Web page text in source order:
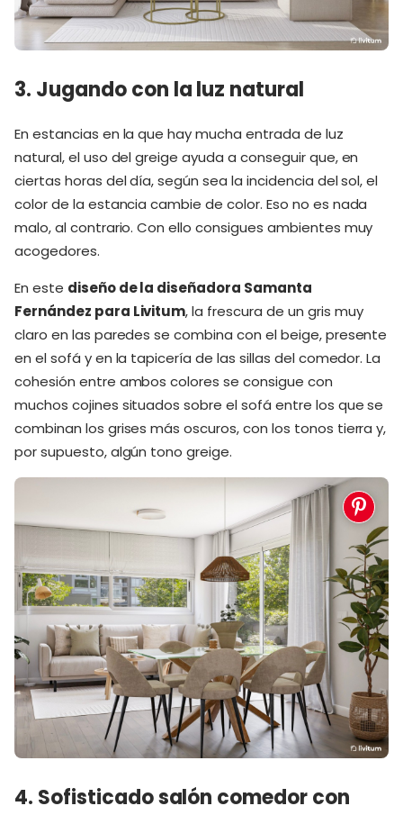
3. Jugando con la luz natural
En estancias en la que hay mucha entrada de luz
natural, el uso del greige ayuda a conseguir que, en
ciertas horas del día, según sea la incidencia del sol, el
color de la estancia cambie de color. Eso no es nada
malo, al contrario. Con ello consigues ambientes muy
acogedores.
En este diseño de la diseñadora Samanta
Fernández para Livitum, la frescura de un gris muy
claro en las paredes se combina con el beige, presente
en el sofá y en la tapicería de las sillas del comedor. La
cohesión entre ambos colores se consigue con
muchos cojines situados sobre el sofá entre los que se
combinan los grises más oscuros, con los tonos tierra y,
por supuesto, algún tono greige.
4. Sofisticado salón comedor con